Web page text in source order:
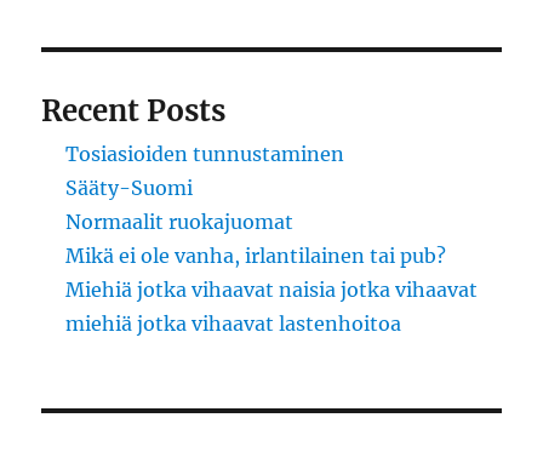
Recent Posts
Tosiasioiden tunnustaminen
Sääty-Suomi
Normaalit ruokajuomat
Mikä ei ole vanha, irlantilainen tai pub?
Miehiä jotka vihaavat naisia jotka vihaavat
miehiä jotka vihaavat lastenhoitoa